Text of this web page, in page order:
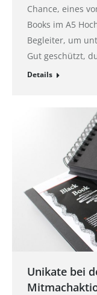
Chance, eines
Books im A5
Begleiter, um
Gut geschützt,
Details
Unikate bei